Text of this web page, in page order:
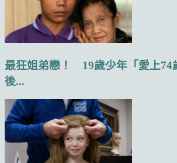
最狂姐弟戀！ 19歲少年「愛上
後...